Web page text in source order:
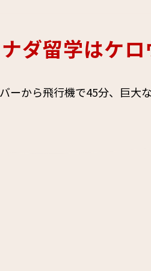
ダ留学はケ
ーから飛行機で45分、巨大